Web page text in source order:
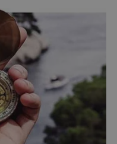
LinkedIn
5 maanden 4
Policy